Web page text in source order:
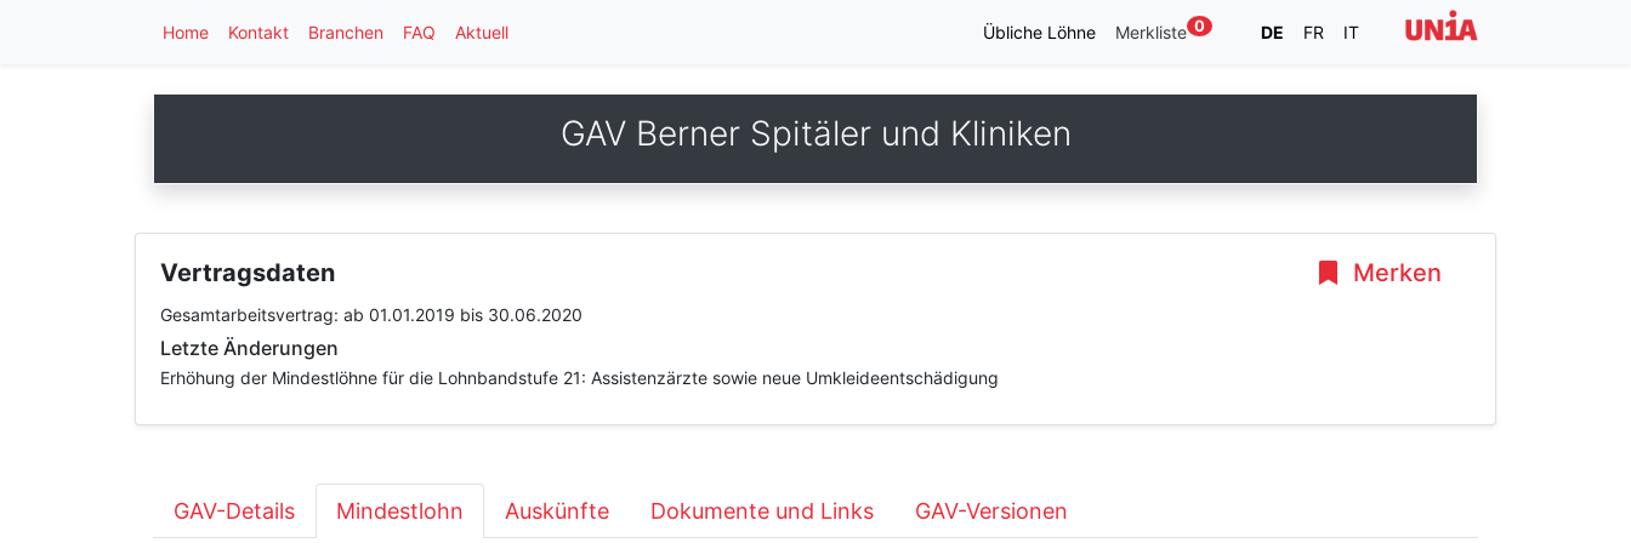
Home Kontakt Branchen FAQ Aktuell Übliche Löhne Merkliste 0 DE FR IT
GAV Berner Spitäler und Kliniken
Merken
Vertragsdaten
Gesamtarbeitsvertrag: ab 01.01.2019 bis 30.06.2020
Letzte Änderungen
Erhöhung der Mindestlöhne für die Lohnbandstufe 21: Assistenzärzte sowie neue Umkleideentschädigung
GAV-Details Mindestlohn Auskünfte Dokumente und Links GAV-Versionen